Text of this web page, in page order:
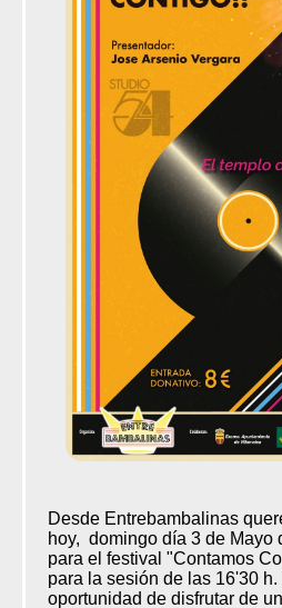
Desde Entrebambalinas
hoy, domingo día 3 de Mayo
para el festival "Contamos
para la sesión de las 16'30
oportunidad de disfrutar de